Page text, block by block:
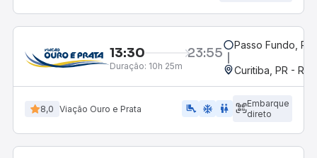
13:30 23:55
Duração: 10h 25m
Passo Fundo, RS
Curitiba, PR -
8,0 Viação Ouro e Prata airline_seat_legroom_extra ac_unit WC
Embarque
direto